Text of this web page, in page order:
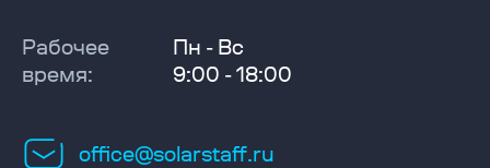
Рабочее
время:
Пн - Вс
9:00 - 18:00
office@solarstaff.ru